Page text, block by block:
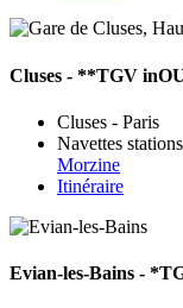
Cluses - **TGV
Cluses - Paris
Navettes
Morzine
Itinéraire
Evian-les-Bains -